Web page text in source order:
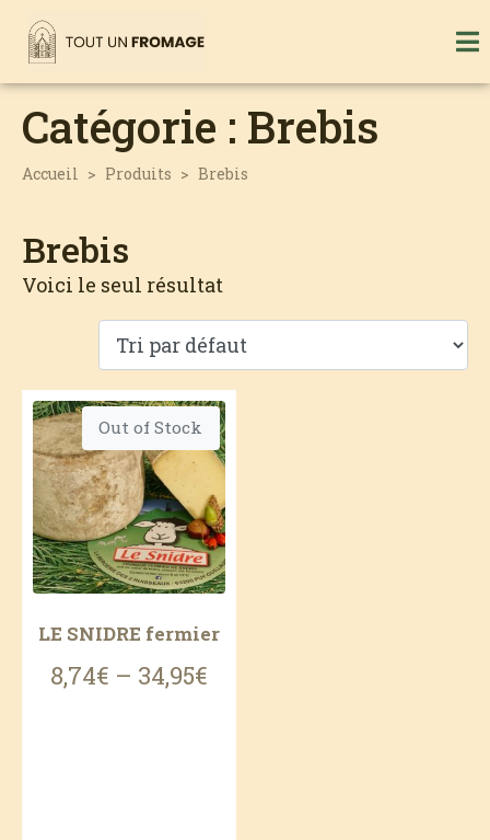
Catégorie : Brebis
Accueil Produits Brebis
Brebis
Voici le seul résultat
Out of Stock
LE SNIDRE fermier
8,74€ – 34,95€